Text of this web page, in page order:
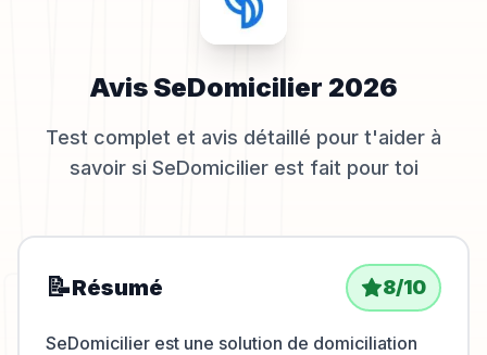
Avis SeDomicilier 2026
Test complet et avis détaillé pour t'aider à
savoir si SeDomicilierest fait pour toi
📝Résumé 8/10
SeDomicilier est une solution de domiciliation